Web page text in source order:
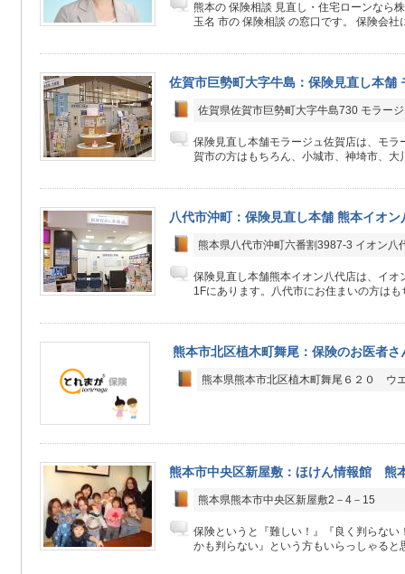
熊本の 保険相談 見直し・住宅ローンなら
玉名 市の 保険相談 の窓口です。 保険会社
佐賀市巨勢町大字牛島：保険見直し本舗
佐賀県佐賀市巨勢町大字牛島730 モラー
保険見直し本舗モラージュ佐賀店は、モラ
賀市の方はもちろん、小城市、神埼市、大
八代市沖町：保険見直し本舗 熊本イオン
熊本県八代市沖町六番割3987-3 イオン八
保険見直し本舗熊本イオン八代店は、イオ
1Fにあります。八代市にお住まいの方は
熊本市北区植木町舞尾：保険のお医者さ
熊本県熊本市北区植木町舞尾６２０ ウ
熊本市中央区新屋敷：ほけん情報館 熊
熊本県熊本市中央区新屋敷2－4－15
保険というと『難しい！』『良く判らない
かも判らない』という方もいらっしゃると